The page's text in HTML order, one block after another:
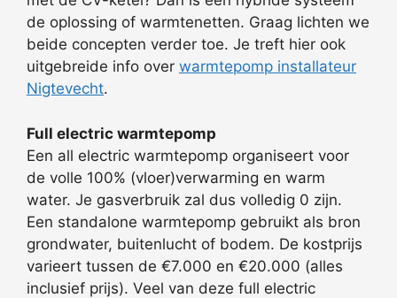
de oplossing of warmtenetten. Graag lichten we
beide concepten verder toe. Je treft hier ook
uitgebreide info over warmtepomp installateur
Nigtevecht.
Full electric warmtepomp
Een all electric warmtepomp organiseert voor
de volle 100% (vloer)verwarming en warm
water. Je gasverbruik zal dus volledig 0 zijn.
Een standalone warmtepomp gebruikt als bron
grondwater, buitenlucht of bodem. De kostprijs
varieert tussen de €7.000 en €20.000 (alles
inclusief prijs). Veel van deze full electric